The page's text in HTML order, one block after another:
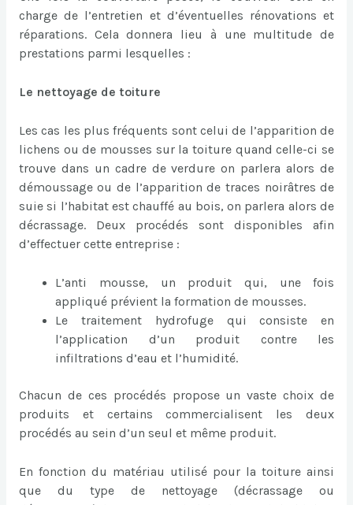
charge de l’entretien et d’éventuelles rénovations et
réparations. Cela donnera lieu à une multitude de
prestations parmi lesquelles :
Le nettoyage de toiture
Les cas les plus fréquents sont celui de l’apparition de
lichens ou de mousses sur la toiture quand celle-ci se
trouve dans un cadre de verdure on parlera alors de
démoussage ou de l’apparition de traces noirâtres de
suie si l’habitat est chauffé au bois, on parlera alors de
décrassage. Deux procédés sont disponibles afin
d’effectuer cette entreprise :
L’anti mousse, un produit qui, une fois
appliqué prévient la formation de mousses.
Le traitement hydrofuge qui consiste en
l’application d’un produit contre les
infiltrations d’eau et l’humidité.
Chacun de ces procédés propose un vaste choix de
produits et certains commercialisent les deux
procédés au sein d’un seul et même produit.
En fonction du matériau utilisé pour la toiture ainsi
que du type de nettoyage (décrassage ou